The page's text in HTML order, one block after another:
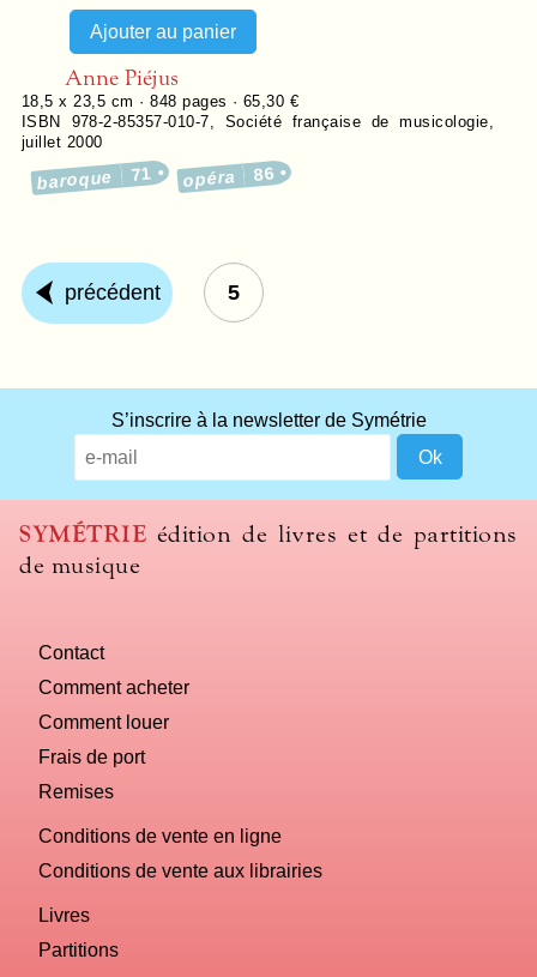
Anne Piéjus
18,5 x 23,5 cm ·848 pages · 65,30 €
ISBN 978-2-85357-010-7, Société française de musicologie,
juillet 2000
baroque 71 opéra 86
précédent 5
we
use
to
name
S’inscrire à la newsletter de Symétrie
SYMÉTRIE édition de livres et de partitions
de musique
Contact
Comment acheter
Comment louer
Frais de port
Remises
Conditions de vente en ligne
Conditions de vente aux librairies
Livres
Partitions